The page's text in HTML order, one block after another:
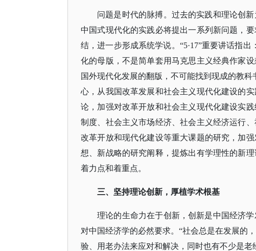
问题是时代的脉搏。过去的实践和理论创
中国式现代化的实践必将提出一系列新问题，
结，进一步形成系统学说。 “5·17”重要讲话指
化的母版，不是简单套用马克思主义经典作家
国外现代化发展的翻版，不可能找到现成的教
心，从我国改革发展和社会主义现代化建设的
论，加强对改革开放和社会主义现代化建设实
制度、社会主义市场经济、社会主义经济运行
改革开放和现代化建设等重大课题的研究，加
想、新战略的研究阐释，提炼出有学理性的新
着力点和着重点。
三、坚持理论创新，厚植学术根基
理论的生命力在于创新，创新是中国经济
对中国经济学的必然要求。“社会总是在发展的
验、用老办法来应对和解决，同时也有不少是